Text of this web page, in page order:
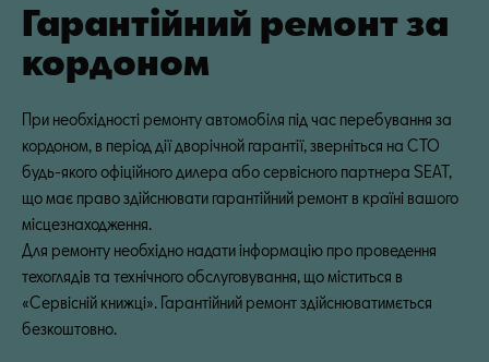
Гарантійний ремонт за
кордоном
При необхідності ремонту автомобіля під час перебування за
кордоном, в період дії дворічной гарантії, зверніться на СТО
будь-якого офіційного дилера або сервісного партнера SEAT,
що має право здійснювати гарантійний ремонт в країні вашого
місцезнаходження.
Для ремонту необхідно надати інформацію про проведення
техоглядів та технічного обслуговування, що міститься в
«Сервісній книжці». Гарантійний ремонт здійснюватимється
безкоштовно.